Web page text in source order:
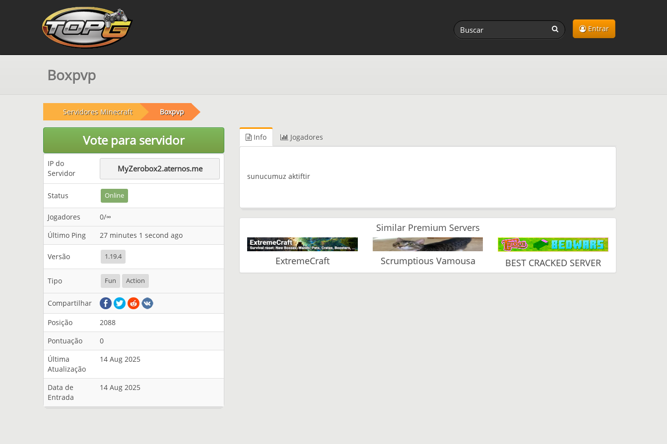
Entrar
Boxpvp
Servidores Minecraft Boxpvp
Vote para servidor
IP do
Servidor
MyZerobox2.aternos.me
Status Online
Jogadores
0/∞
Último Ping
27 minutes 1 second ago
Versão 1.19.4
Tipo Fun Action
Compartilhar
Posição
2088
Pontuação
0
Última
Atualização
14 Aug 2025
Data de
Entrada
14 Aug 2025
Info Jogadores
sunucumuz aktiftir
Similar Premium Servers
ExtremeCraft Scrumptious Vamousa BEST CRACKED SERVER